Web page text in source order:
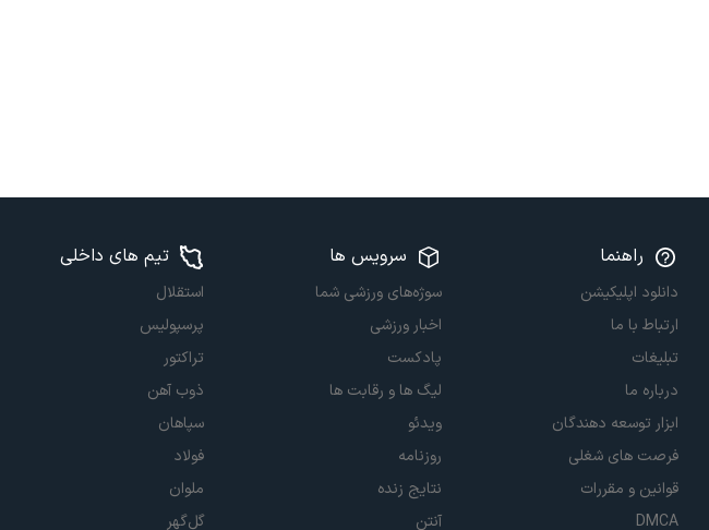
راهنما
دانلود اپلیکیشن
ارتباط با ما
تبلیغات
درباره ما
ابزار توسعه دهندگان
فرصت های شغلی
قوانین و مقررات
DMCA
سرویس ها
سوژه‌های ورزشی شما
اخبار ورزشی
پادکست
لیگ ها و رقابت ها
ویدئو
روزنامه
نتایج زنده
آنتن
تیم های داخلی
استقلال
پرسپولیس
تراکتور
ذوب آهن
سپاهان
فولاد
ملوان
گل‌گهر